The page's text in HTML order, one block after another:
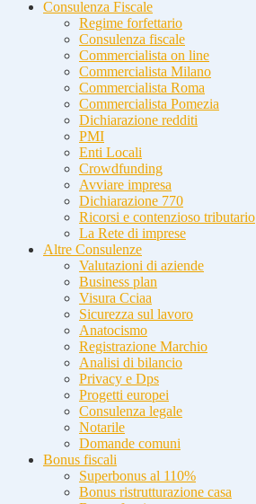
Consulenza Fiscale
Regime forfettario
Consulenza fiscale
Commercialista on line
Commercialista Milano
Commercialista Roma
Commercialista Pomezia
Dichiarazione redditi
PMI
Enti Locali
Crowdfunding
Avviare impresa
Dichiarazione 770
Ricorsi e contenzioso tributario
La Rete di imprese
Altre Consulenze
Valutazioni di aziende
Business plan
Visura Cciaa
Sicurezza sul lavoro
Anatocismo
Registrazione Marchio
Analisi di bilancio
Privacy e Dps
Progetti europei
Consulenza legale
Notarile
Domande comuni
Bonus fiscali
Superbonus al 110%
Bonus ristrutturazione casa